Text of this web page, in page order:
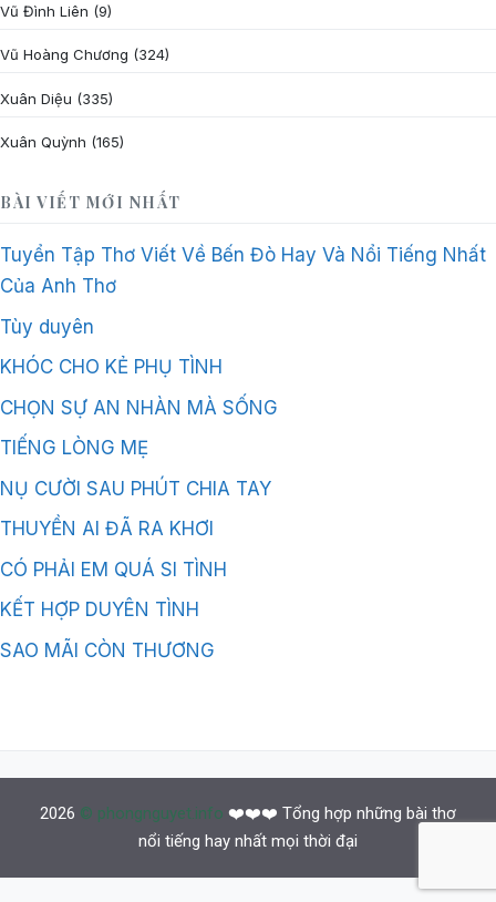
Vũ Đình Liên (9)
Vũ Hoàng Chương (324)
Xuân Diệu (335)
Xuân Quỳnh (165)
BÀI VIẾT MỚI NHẤT
Tuyển Tập Thơ Viết Về Bến Đò Hay Và Nổi Tiếng Nhất
Của Anh Thơ
Tùy duyên
KHÓC CHO KẺ PHỤ TÌNH
CHỌN SỰ AN NHÀN MÀ SỐNG
TIẾNG LÒNG MẸ
NỤ CƯỜI SAU PHÚT CHIA TAY
THUYỀN AI ĐÃ RA KHƠI
CÓ PHẢI EM QUÁ SI TÌNH
KẾT HỢP DUYÊN TÌNH
SAO MÃI CÒN THƯƠNG
2026 © phongnguyet.info ❤️❤️❤️ Tổng hợp những bài thơ
nổi tiếng hay nhất mọi thời đại